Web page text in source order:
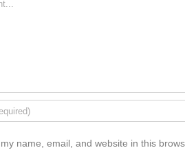
name, email, and website in this